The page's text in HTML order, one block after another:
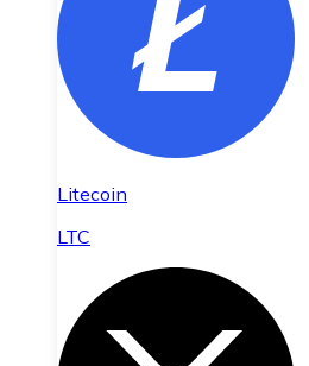
Litecoin
LTC